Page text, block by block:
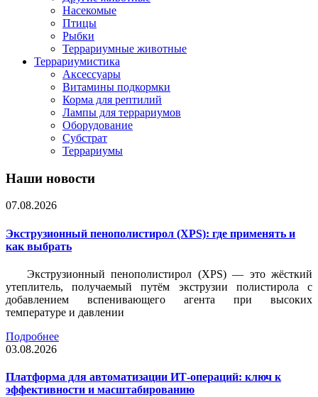
Насекомые
Птицы
Рыбки
Террариумные животные
Террариумистика
Аксессуары
Витамины подкормки
Корма для рептилий
Лампы для террариумов
Оборудование
Субстрат
Террариумы
Наши новости
07.08.2026
Экструзионный пенополистирол (XPS): где применять и
как выбрать
Экструзионный пенополистирол (XPS) — это жёсткий
утеплитель, получаемый путём экструзии полистирола с
добавлением вспенивающего агента при высоких
температуре и давлении
Подробнее
03.08.2026
Платформа для автоматизации ИТ-операций: ключ к
эффективности и масштабированию